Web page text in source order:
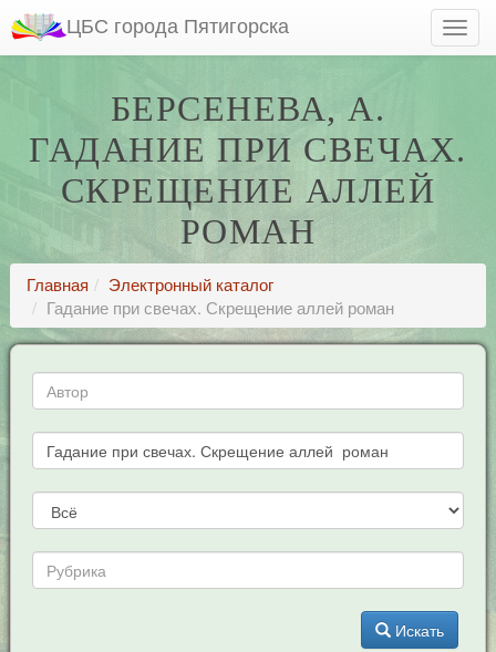
ЦБС города Пятигорска
БЕРСЕНЕВА, А.
ГАДАНИЕ ПРИ СВЕЧАХ.
СКРЕЩЕНИЕ АЛЛЕЙ
РОМАН
Главная
Электронный каталог
Гадание при свечах. Скрещение аллей роман
Искать